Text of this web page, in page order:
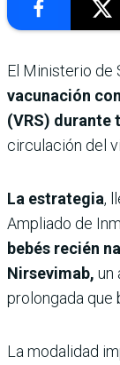
El Ministerio de
vacunación
(VRS) durante
circulación del
La estrategia,
Ampliado de
bebés recién
Nirsevimab, un
prolongada que
La modalidad